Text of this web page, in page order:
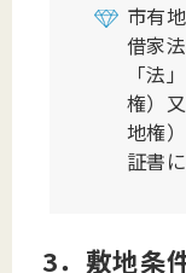
市有
借家
「法
権）
地権
証書
3．敷地条